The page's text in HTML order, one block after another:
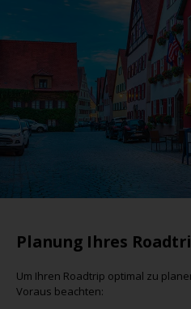
Planung Ihres
Um Ihren Roadtrip optimal zu
Voraus beachten: